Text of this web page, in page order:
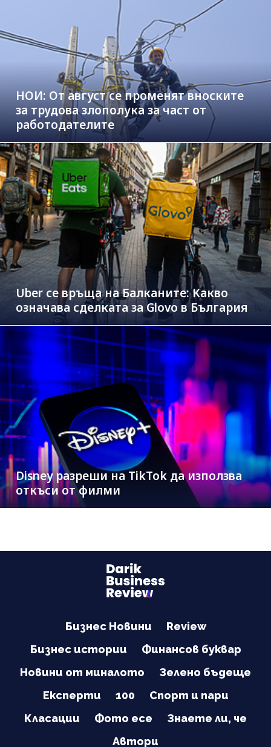
НОИ: От август се променят вноските
за трудова злополука за част от
работодателите
Uber се връща на Балканите: Какво
означава сделката за Glovo в България
Disney разреши на TikTok да използва
откъси от филми
Бизнес Новини
Review
Бизнес истории
Финансов буквар
Новини от миналото
Зелено бъдеще
Експерти
100
Спорт и пари
Класации
Фото есе
Знаете ли, че
Автори